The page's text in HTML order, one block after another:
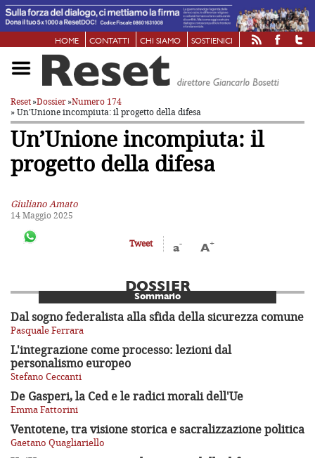
HOME CONTATTI CHI SIAMO SOSTIENICI
Reset»Dossier»Numero 174
» Un’Unione incompiuta: il progetto della difesa
Un’Unione incompiuta: il
progetto della difesa
Giuliano Amato
14 Maggio 2025
Tweet a- A+
DOSSIER
Sommario
Dal sogno federalista alla sfida della sicurezza comune
Pasquale Ferrara
L'integrazione come processo: lezioni dal
personalismo europeo
Stefano Ceccanti
De Gasperi, la Ced e le radici morali dell'Ue
Emma Fattorini
Ventotene, tra visione storica e sacralizzazione politica
Gaetano Quagliariello